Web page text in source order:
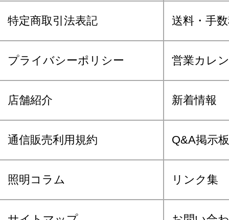
特定商取引法表記 送料・手
プライバシーポリシー 営業カレ
店舗紹介 新着情報
通信販売利用規約 Q&A掲示板
照明コラム リンク集